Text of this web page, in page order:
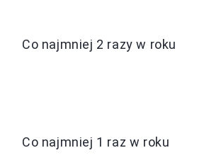
Co najmniej 2 razy w roku
Co najmniej 1 raz w roku